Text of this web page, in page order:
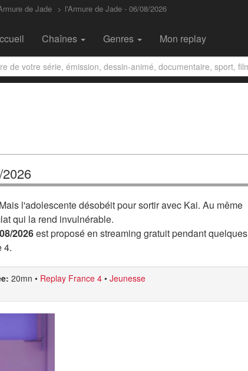
de Jade l'Armure de Jade - 06/08/2026
Chaînes Genres Mon replay
l'adolescente désobéit pour sortir avec Kai. Au même
qui la rend invulnérable.
2026est proposé en streaming gratuit pendant quelques
4.
20mn • Replay France 4 • Jeunesse